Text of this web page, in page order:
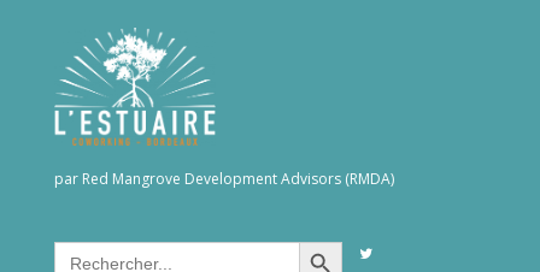
par Red Mangrove Development Advisors (RMDA)
Search
for:
Search Button